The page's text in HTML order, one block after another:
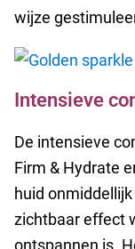
wijze
Intensieve
De intensieve
Firm & Hydrate
huid
zichtbaar effect
ontspannen is.